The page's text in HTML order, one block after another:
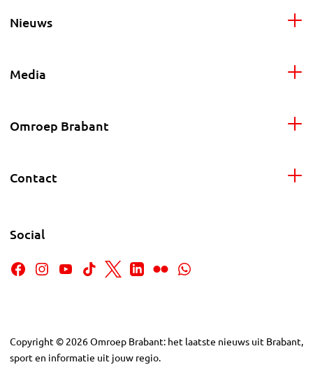
Nieuws
Media
Omroep Brabant
Contact
Social
Copyright © 2026Omroep Brabant: het laatste nieuws uit Brabant,
sport en informatie uit jouw regio.